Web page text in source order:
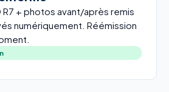
R7 + photos avant/après remis
numériquement. Réémission